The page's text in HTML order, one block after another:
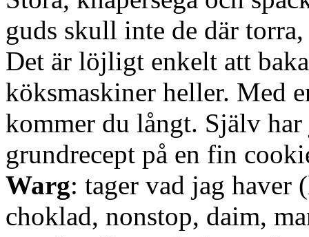
guds skull inte de där
Det är löjligt enkelt att
köksmaskiner heller. Med
kommer du långt. Själv
grundrecept på en fin
Warg: tager vad jag haver
choklad, nonstop, daim,